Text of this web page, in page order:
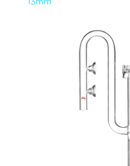
13mm